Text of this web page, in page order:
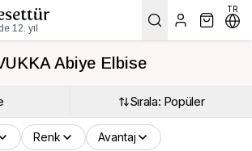
12. yıl
TR
Abiye Elbise
Sırala: Popüler
Renk Avantaj